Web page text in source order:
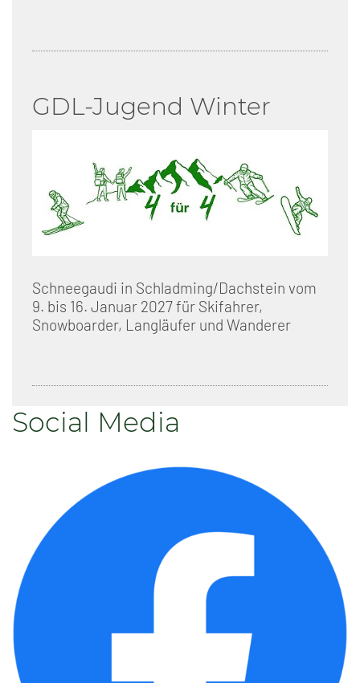
GDL-Jugend Winter
Schneegaudi in Schladming/Dachstein vom
9. bis 16. Januar 2027 für Skifahrer,
Snowboarder, Langläufer und Wanderer
Social Media